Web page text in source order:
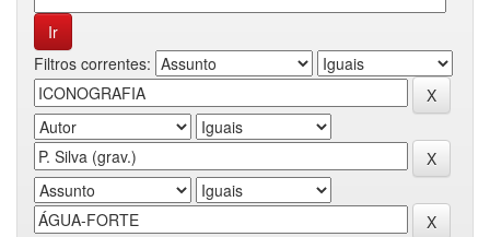
Filtros correntes: